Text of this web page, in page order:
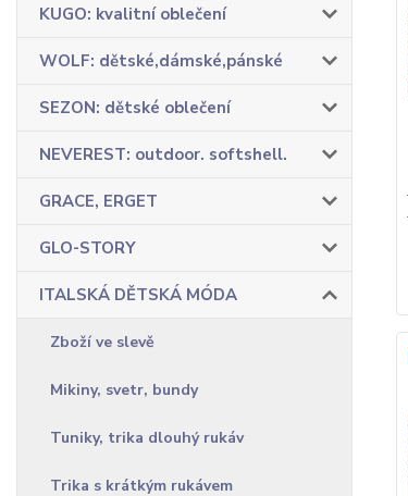
KUGO: kvalitní oblečení
WOLF: dětské,dámské,pánské
SEZON: dětské oblečení
NEVEREST: outdoor. softshell.
GRACE, ERGET
GLO-STORY
ITALSKÁ DĚTSKÁ MÓDA
Zboží ve slevě
Mikiny, svetr, bundy
Tuniky, trika dlouhý rukáv
Trika s krátkým rukávem